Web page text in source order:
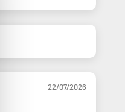
22/07/2026